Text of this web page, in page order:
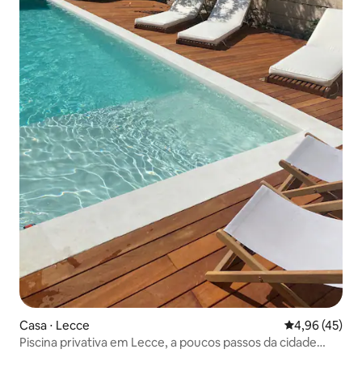
Casa ⋅ Lecce 4,96 de uma
4,96 (45)
Piscina privativa em Lecce, a poucos passos da cidade